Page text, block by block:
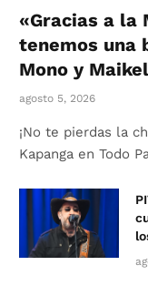
«Gracias a la
tenemos una
Mono y
agosto 5, 2026
¡No te pierdas la
Kapanga en Todo